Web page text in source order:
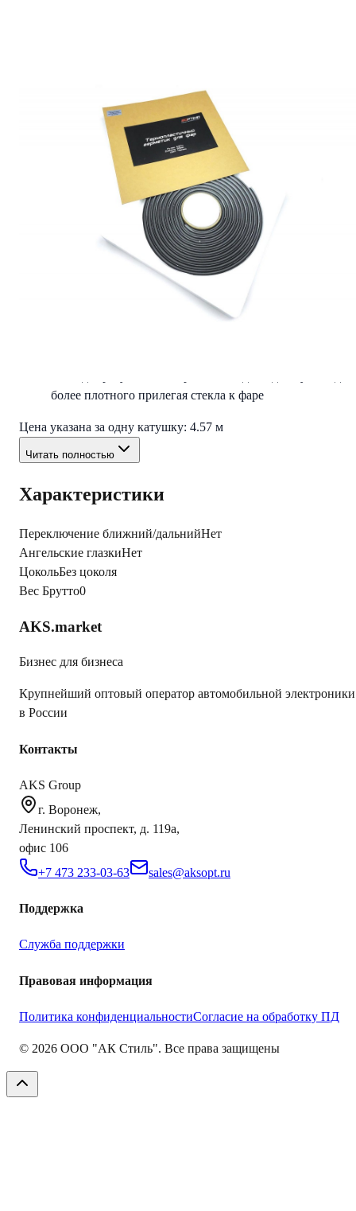
отсутствие летучести, следовательно, безопасность для
человека и природы;
стабильность и надежность в использовании.
Очистить фару от старого герметика
Слегка растягивая и нажимая поместить равномерно
герметик в канал корпуса фары
Поместить фару в духовку с температурой 120С и
Вынув фару сразу надеть стекло и сильно прижать по
более плотного прилегая стекла к фаре
Цена указана за одну катушку: 4.57 м
Читать полностью
Характеристики
Переключение ближний/дальнийНет
Ангельские глазкиНет
ЦокольБез цоколя
Вес Брутто0
AKS.market
Бизнес для бизнеса
Крупнейший оптовый оператор автомобильной электроники
в России
Контакты
AKS Group
г. Воронеж,
Ленинский проспект, д. 119а,
офис 106
+7 473 233-03-63
sales@aksopt.ru
Поддержка
Служба поддержки
Правовая информация
Политика конфиденциальностиСогласие на обработку ПД
© 2026 ООО "АК Стиль". Все права защищены